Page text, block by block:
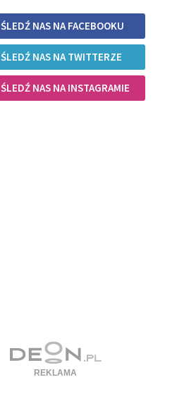
ŚLEDŹ NAS NA FACEBOOKU
ŚLEDŹ NAS NA TWITTERZE
ŚLEDŹ NAS NA INSTAGRAMIE